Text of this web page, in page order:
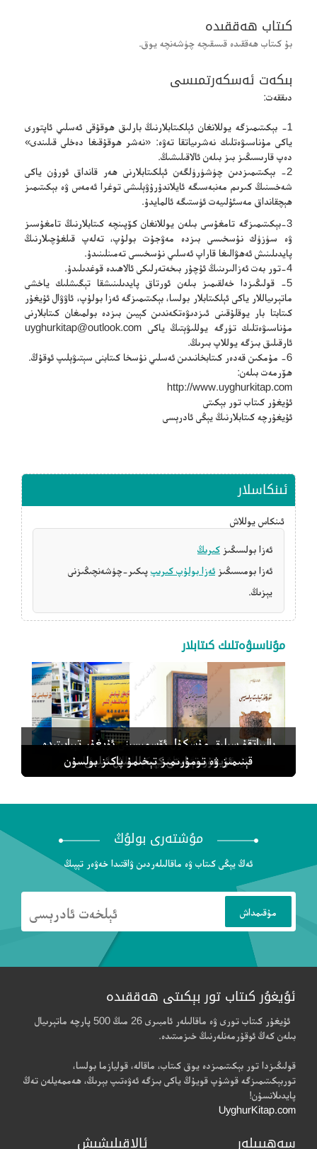
كىتاب ھەققىدە
بۇ كىتاب ھەققىدە قىسقىچە چۈشەنچە يوق.
بىكەت ئەسكەرتمىسى
دىققەت:
1- بېكىتىمىزگە يوللانغان ئېلكىتابلارنىڭ بارلىق ھوقۇقى ئەسلىي ئاپتورى
ياكى مۇناسىۋەتلىك نەشرىياتقا تەۋە: «نەشر ھوقۇقىغا دەخلى قىلىندى»
دەپ قارىسىڭىز بىز بىلەن ئالاقىلىشىڭ.
2- بېكىتىمىزدىن چۈشۈرۈلگەن ئېلكىتابلارنى ھەر قانداق ئورۇن ياكى
شەخسنىڭ كىرىم مەنبەسىگە ئايلاندۇرۇۋېلىشى توغرا ئەمەس ۋە بېكىتىمىز
ھېچقانداق مەسئۇلىيەت ئۈستىگە ئالمايدۇ.
3-بېكىتىمىزگە تامغۇسى بىلەن يوللانغان كۆپىنچە كىتابلارنىڭ تامغۇسىز
ۋە سۈزۈك نۇسخىسى بىزدە مەۋجۇت بولۇپ، تەلەپ قىلغۇچىلارنىڭ
پايدىلىنىش ئەھۋالىغا قاراپ ئەسلىي نۇسخىسى تەمىنلىنىدۇ.
4-تور بەت ئەزالىرىنىڭ ئۇچۇر بىخەتەرلىكى ئالاھىدە قوغدىلىدۇ.
5- قولىڭىزدا خەلقىمىز بىلەن ئورتاق پايدىلىنىشقا تېگىشلىك ياخشى
ماتېرىياللار ياكى ئېلكىتابلار بولسا، بېكىتىمىزگە ئەزا بولۇپ، ئاۋۋال ئۇيغۇر
كىتابتا بار يوقلۇقىنى ئىزدىۋەتكەندىن كېيىن بىزدە بولمىغان كىتابلارنى
مۇناسىۋەتلىك تۈرگە يوللىۋېتىڭ ياكى uyghurkitap@outlook.com
ئارقىلىق بىزگە يوللاپ بىرىڭ.
6- مۇمكىن قەدەر كىتابخانىدىن ئەسلىي نۇسخا كىتابنى سېتىۋېلىپ ئوقۇڭ.
ھۆرمەت بىلەن:
http://www.uyghurkitap.com
ئۇيغۇر كىتاب تور بېكىتى
ئۇيغۇرچە كىتابلارنىڭ يېڭى ئادرېسى
ئىنكاسلار
ئىنكاس يوللاش
ئەزا بولسىڭىز كىرىڭ
ئەزا بومىسىڭىز ئەزا بولۇپ كىرىپ پىكىر-چۈشەنچىڭىزنى
يېزىڭ.
مۇناسىۋەتلىك كىتابلار
ئۇيغۇر تېبابەت پەلسەپىسى
بالىياتقۇ سىلىق مۇسكۇل ئۆسمىسىنى ئۇيغۇر تېبابىتىدە
دىياگنوز قويۇپ داۋالاش
ئۇيغۇر تېبابىتى تاشقى كېسەللىكلەر ئىلمى
ئۇيغۇر تېبابىتى كېسەللىنىش ئىلمى
قېنىمىز ۋە تومۇرىمىز تېخىمۇ پاكىز بولسۇن
مۇشتەرى بولۇڭ
ئەڭ يېڭى كىتاب ۋە ماقالىلەردىن ۋاقتىدا خەۋەر تېپىڭ
ئۇيغۇر كىتاب تور بېكىتى ھەققىدە
ئۇيغۇر كىتاب تورى ۋە ماقالىلەر ئامبىرى 26 مىڭ 500 پارچە ماتېرىيال
بىلەن كەڭ ئوقۇرمەنلەرنىڭ خىزمىتىدە.
قولىڭىزدا تور بېكىتىمىزدە يوق كىتاب، ماقالە، قوليازما بولسا،
توربېكىتىمىزگە قوشۇپ قويۇڭ ياكى بىزگە ئەۋەتىپ بېرىڭ، ھەممەيلەن تەڭ
پايدىلانسۇن!
UyghurKitap.com
سەھىپىلەر ئالاقىلىشىش